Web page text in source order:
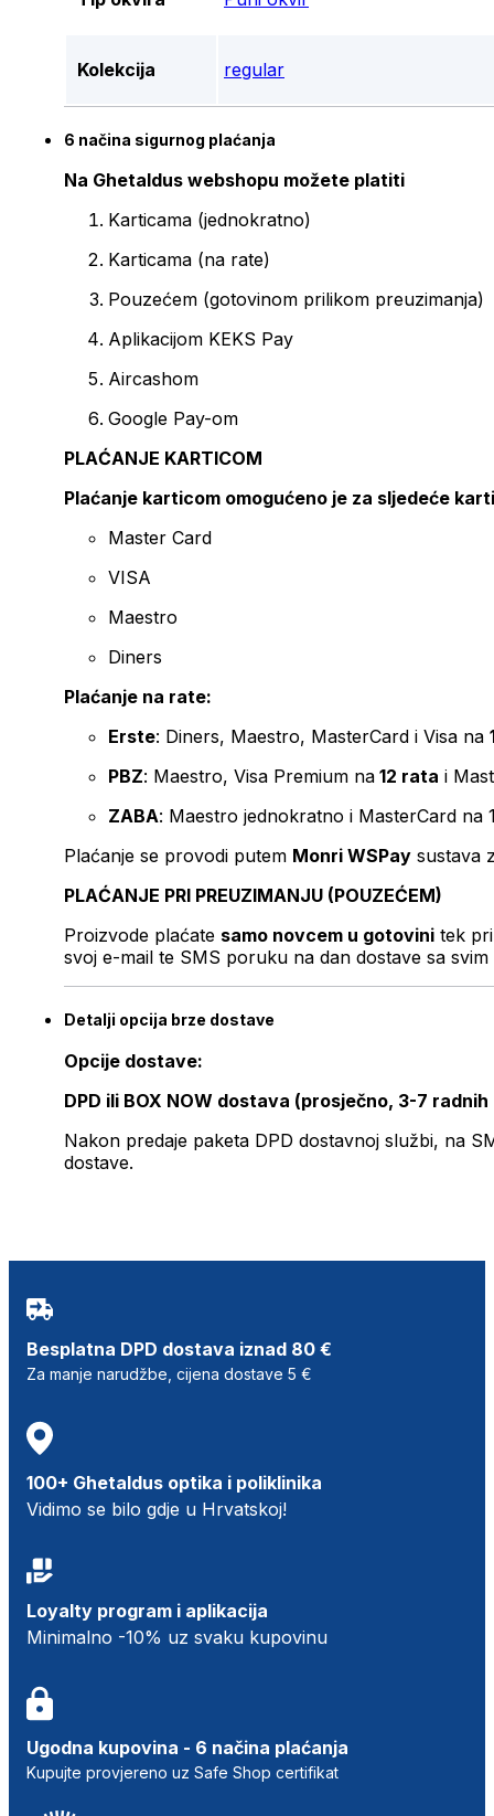
Kolekcija regular
6 načina sigurnog plaćanja
Na Ghetaldus webshopu možete platiti
Karticama (jednokratno)
Karticama (na rate)
Pouzećem (gotovinom prilikom preuzimanja)
Aplikacijom KEKS Pay
Aircashom
Google Pay-om
PLAĆANJE KARTICOM
Plaćanje karticom omogućeno je za sljedeće
Master Card
VISA
Maestro
Diners
Plaćanje na rate:
Erste: Diners, Maestro, MasterCard i Visa na
PBZ: Maestro, Visa Premium na 12 rata i
ZABA: Maestro jednokratno i MasterCard na
Plaćanje se provodi putem Monri WSPay sustava
PLAĆANJE PRI PREUZIMANJU (POUZEĆEM)
Proizvode plaćate samo novcem u gotovini tek
svoj e-mail te SMS poruku na dan dostave sa svim
Detalji opcija brze dostave
Opcije dostave:
DPD ili BOX NOW dostava (prosječno, 3-7 radnih
Nakon predaje paketa DPD dostavnoj službi, na
dostave.
Besplatna DPD dostava iznad 80 €
Za manje narudžbe, cijena dostave 5 €
100+ Ghetaldus optika i poliklinika
Vidimo se bilo gdje u Hrvatskoj!
Loyalty program i aplikacija
Minimalno -10% uz svaku kupovinu
Ugodna kupovina - 6 načina plaćanja
Kupujte provjereno uz Safe Shop certifikat